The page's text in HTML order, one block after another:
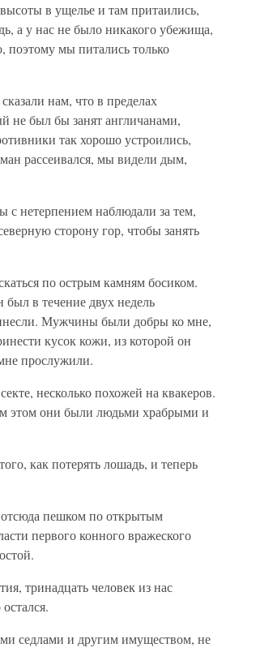
в ущелье и там притаились,
а у нас не было никакого убежища,
мы питались только
нам, что в пределах
не был бы занят англичанами,
так хорошо устроились,
рассеивался, мы видели дым,
с нетерпением наблюдали за тем,
сторону гор, чтобы занять
по острым камням босиком.
в течение двух недель
Мужчины были добры ко мне,
кусок кожи, из которой он
прослужили.
несколько похожей на квакеров.
этом они были людьми храбрыми и
как потерять лошадь, и теперь
отсюда пешком по открытым
первого конного вражеского
тринадцать человек из нас
седлами и другим имуществом, не